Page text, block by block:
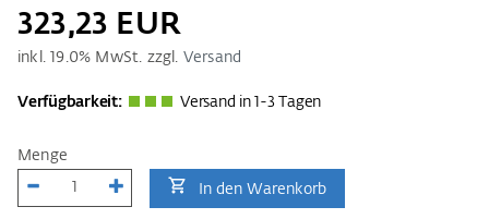
323,23 EUR
inkl.19.0% MwSt. zzgl. Versand
Verfügbarkeit: Versand in 1-3 Tagen
Menge
In den Warenkorb